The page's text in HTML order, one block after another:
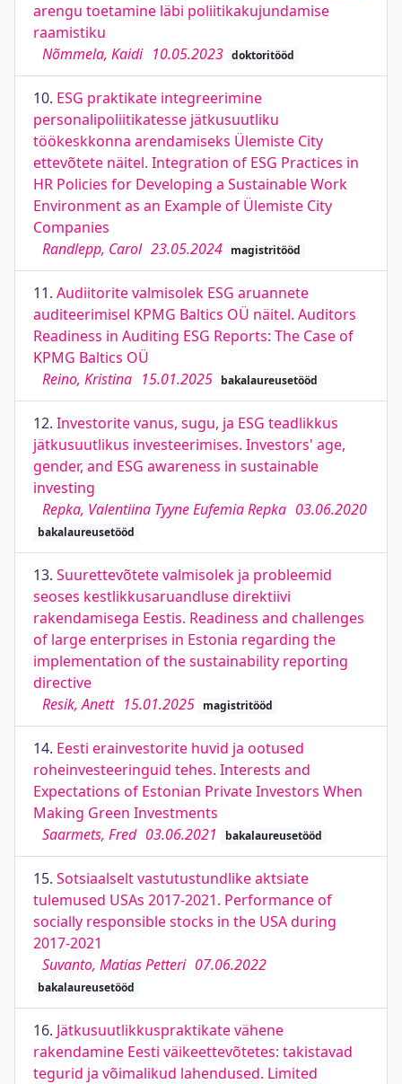
arengu toetamine läbi poliitikakujundamise
raamistiku
Nõmmela, Kaidi 10.05.2023 doktoritööd
10. ESG praktikate integreerimine
personalipoliitikatesse jätkusuutliku
töökeskkonna arendamiseks Ülemiste City
ettevõtete näitel. Integration of ESG Practices in
HR Policies for Developing a Sustainable Work
Environment as an Example of Ülemiste City
Companies
Randlepp, Carol 23.05.2024 magistritööd
11. Audiitorite valmisolek ESG aruannete
auditeerimisel KPMG Baltics OÜ näitel. Auditors
Readiness in Auditing ESG Reports: The Case of
KPMG Baltics OÜ
Reino, Kristina 15.01.2025 bakalaureusetööd
12. Investorite vanus, sugu, ja ESG teadlikkus
jätkusuutlikus investeerimises. Investors' age,
gender, and ESG awareness in sustainable
investing
Repka, Valentiina Tyyne Eufemia Repka 03.06.2020
bakalaureusetööd
13. Suurettevõtete valmisolek ja probleemid
seoses kestlikkusaruandluse direktiivi
rakendamisega Eestis. Readiness and challenges
of large enterprises in Estonia regarding the
implementation of the sustainability reporting
directive
Resik, Anett 15.01.2025 magistritööd
14. Eesti erainvestorite huvid ja ootused
roheinvesteeringuid tehes. Interests and
Expectations of Estonian Private Investors When
Making Green Investments
Saarmets, Fred 03.06.2021 bakalaureusetööd
15. Sotsiaalselt vastutustundlike aktsiate
tulemused USAs 2017-2021. Performance of
socially responsible stocks in the USA during
2017-2021
Suvanto, Matias Petteri 07.06.2022
bakalaureusetööd
16. Jätkusuutlikkuspraktikate vähene
rakendamine Eesti väikeettevõtetes: takistavad
tegurid ja võimalikud lahendused. Limited